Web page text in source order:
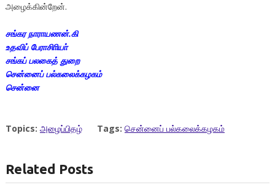
அழைக்கின்றேன்.
சங்கர நாராயணன்.கி
உதவிப் பேராசிாியா்
சங்கப் பலகைத் துறை
சென்னைப் பல்கலைக்கழகம்
சென்னை
Topics: அழைப்பிதழ் Tags: சென்னைப் பல்கலைக்கழகம்
Related Posts